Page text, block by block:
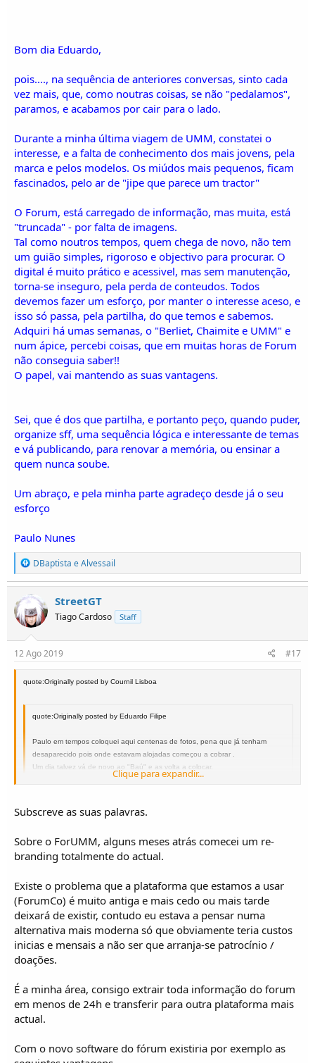
Bom dia Eduardo,
pois...., na sequência de anteriores conversas, sinto cada
vez mais, que, como noutras coisas, se não "pedalamos",
paramos, e acabamos por cair para o lado.
Durante a minha última viagem de UMM, constatei o
interesse, e a falta de conhecimento dos mais jovens, pela
marca e pelos modelos. Os miúdos mais pequenos, ficam
fascinados, pelo ar de "jipe que parece um tractor"
O Forum, está carregado de informação, mas muita, está
"truncada" - por falta de imagens.
Tal como noutros tempos, quem chega de novo, não tem
um guião simples, rigoroso e objectivo para procurar. O
digital é muito prático e acessivel, mas sem manutenção,
torna-se inseguro, pela perda de conteudos. Todos
devemos fazer um esforço, por manter o interesse aceso, e
isso só passa, pela partilha, do que temos e sabemos.
Adquiri há umas semanas, o "Berliet, Chaimite e UMM" e
num ápice, percebi coisas, que em muitas horas de Forum
não conseguia saber!!
O papel, vai mantendo as suas vantagens.
Sei, que é dos que partilha, e portanto peço, quando puder,
organize sff, uma sequência lógica e interessante de temas
e vá publicando, para renovar a memória, ou ensinar a
quem nunca soube.
Um abraço, e pela minha parte agradeço desde já o seu
esforço
Paulo Nunes
R
e
a
ç
õ
e
s
:
DBaptista eAlvessail
StreetGT
Tiago Cardoso Staff
12 Ago 2019 #17
quote:Originally posted by Cournil Lisboa
quote:Originally posted by Eduardo Filipe
Paulo em tempos coloquei aqui centenas de fotos, pena que já tenham
desaparecido pois onde estavam alojadas começou a cobrar .
Um dia talvez vá de novo ao "Baú" e as volta a colocar.
Clique para expandir...
pois...., na sequência de anteriores conversas, sinto cada vez mais, que, como
noutras coisas, se não "pedalamos", paramos, e acabamos por cair para o lado.
Durante a minha última viagem de UMM, constatei o interesse, e a falta de
conhecimento dos mais jovens, pela marca e pelos modelos. Os miúdos mais
pequenos, ficam fascinados, pelo ar de "jipe que parece um tractor"
O Forum, está carregado de informação, mas muita, está "truncada" - por falta de
imagens.
Tal como noutros tempos, quem chega de novo, não tem um guião simples,
manutenção, torna-se inseguro, pela perda de conteudos. Todos devemos fazer
um esforço, por manter o interesse aceso, e isso só passa, pela partilha, do que
Clique para expandir...
Subscreve as suas palavras.
Sobre o ForUMM, alguns meses atrás comecei um re-
branding totalmente do actual.
Existe o problema que a plataforma que estamos a usar
(ForumCo) é muito antiga e mais cedo ou mais tarde
deixará de existir, contudo eu estava a pensar numa
alternativa mais moderna só que obviamente teria custos
inicias e mensais a não ser que arranja-se patrocínio /
doações.
É a minha área, consigo extrair toda informação do forum
em menos de 24h e transferir para outra plataforma mais
actual.
Com o novo software do fórum existiria por exemplo as